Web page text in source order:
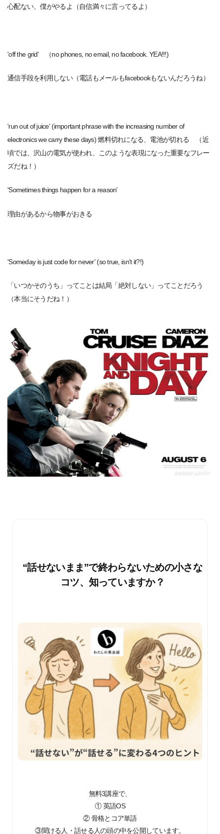
心配ない、僕がやるよ（自信満々に言ってるよ）
'off the grid' （no phones, no email, no facebook. YEA!!!)
通信手段を利用しない（電話もメールもfacebookもないんだろうね）
'run out of juice' (important phrase with the increasing number of
electronics we carry these days) 燃料切れになる、電池が切れる （近
頃では、沢山の電気が使われ、このような表現になった重要なフレー
ズだね！）
'Sometimes things happen for a reason'
理由があるから物事がおきる
'Someday is just code for never' (so true, isn't it?!)
「いつかそのうち」ってことは結局「絶対しない」ってことだろう
（本当にそうだね！）
“話せないまま”で終わらないための小さな
コツ、知っていますか？
無料3講座で、
① 英語OS
② 骨格とコア単語
③聞ける人・話せる人の頭の中を公開しています。